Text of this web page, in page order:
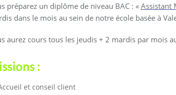
préparez un diplôme de niveau BAC : « Assistant
dans le mois au sein de notre école basée à
aurez cours tous les jeudis + 2 mardis par mois
:
et conseil client